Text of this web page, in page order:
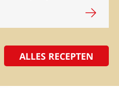
ALLES RECEPTEN